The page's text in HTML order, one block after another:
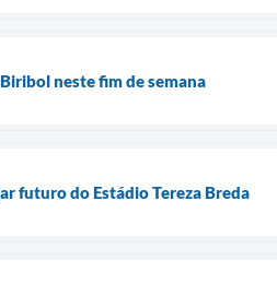
neste fim de semana
futuro do Estádio Tereza Breda